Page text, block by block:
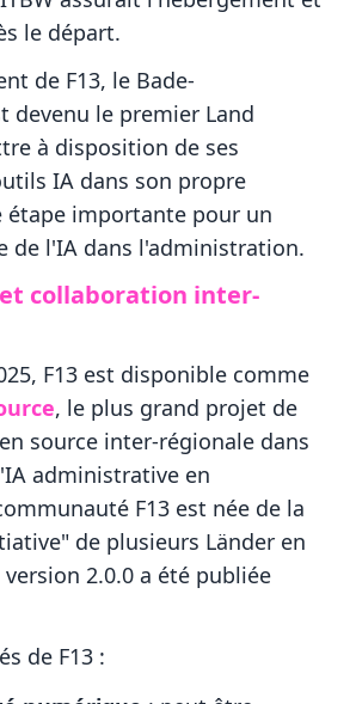
le départ.
de F13, le Bade-
devenu le premier Land
à disposition de ses
IA dans son propre
étape importante pour un
de l'IA dans l'administration.
collaboration inter-
F13 est disponible comme
, le plus grand projet de
source inter-régionale dans
administrative en
F13 est née de la
de plusieurs Länder en
2.0.0 a été publiée
de F13 :